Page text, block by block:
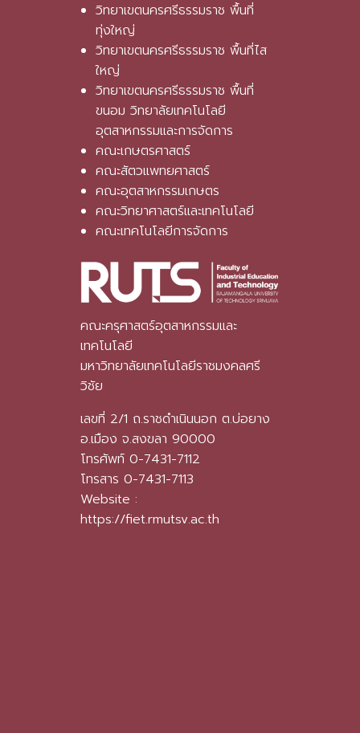
วิทยาเขตนครศรีธรรมราช พื้นที่
ทุ่งใหญ่
วิทยาเขตนครศรีธรรมราช พื้นที่ไส
ใหญ่
วิทยาเขตนครศรีธรรมราช พื้นที่
ขนอม วิทยาลัยเทคโนโลยี
อุตสาหกรรมและการจัดการ
คณะเกษตรศาสตร์
คณะสัตวแพทยศาสตร์
คณะอุตสาหกรรมเกษตร
คณะวิทยาศาสตร์และเทคโนโลยี
คณะเทคโนโลยีการจัดการ
คณะครุศาสตร์อุตสาหกรรมและ
เทคโนโลยี
มหาวิทยาลัยเทคโนโลยีราชมงคลศรี
วิชัย
เลขที่ 2/1 ถ.ราชดำเนินนอก ต.บ่อยาง
อ.เมือง จ.สงขลา 90000
โทรศัพท์ 0-7431-7112
โทรสาร 0-7431-7113
Website :
https://fiet.rmutsv.ac.th